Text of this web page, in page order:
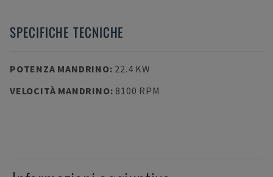
SPECIFICHE TECNICHE
POTENZA MANDRINO: 22.4 KW
VELOCITÀ MANDRINO: 8100 RPM